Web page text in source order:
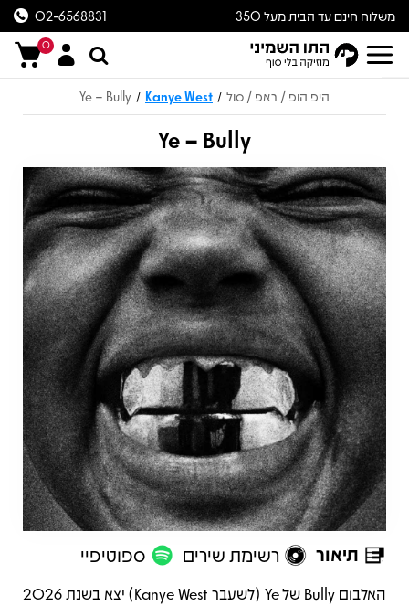
משלוח חינם עד הבית מעל 350
ש״ח
02-6568831
0
היפ הופ / ראפ / סול /
Kanye West
/
Ye – Bully
Ye – Bully
תיאור רשימת שירים ספוטיפיי
תיאור
האלבום Bully של Ye (לשעבר Kanye West) יצא בשנת 2026